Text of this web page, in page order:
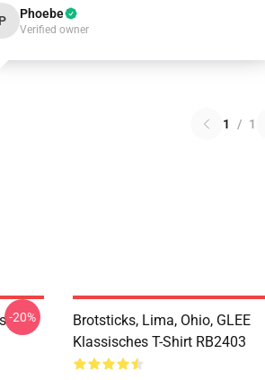
P Phoebe
Verified owner
1 / 1
-20%
Brotsticks, Lima, Ohio, GLEE
Klassisches T-Shirt RB2403